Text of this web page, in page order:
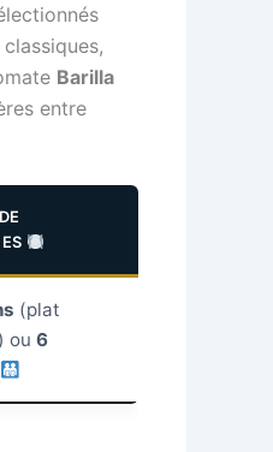
Barilla
entre
(plat
ou 6